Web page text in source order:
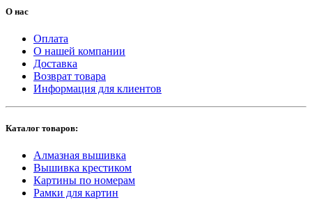
О нас
Оплата
О нашей компании
Доставка
Возврат товара
Информация для клиентов
Каталог товаров:
Алмазная вышивка
Вышивка крестиком
Картины по номерам
Рамки для картин